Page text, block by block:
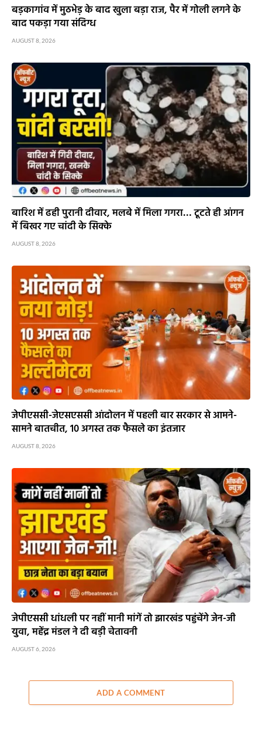
बड़कागांव में मुठभेड़ के बाद खुला बड़ा राज, पैर में गोली लगने के
बाद पकड़ा गया संदिग्ध
AUGUST 8, 2026
बारिश में ढही पुरानी दीवार, मलबे में मिला गगरा… टूटते ही आंगन
में बिखर गए चांदी के सिक्के
AUGUST 8, 2026
जेपीएससी-जेएसएससी आंदोलन में पहली बार सरकार से आमने-
सामने बातचीत, 10 अगस्त तक फैसले का इंतजार
AUGUST 8, 2026
जेपीएससी धांधली पर नहीं मानी मांगें तो झारखंड पहुंचेंगे जेन-जी
युवा, महेंद्र मंडल ने दी बड़ी चेतावनी
AUGUST 6, 2026
ADD A COMMENT